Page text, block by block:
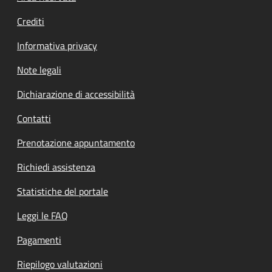
Crediti
Informativa privacy
Note legali
Dichiarazione di accessibilità
Contatti
Prenotazione appuntamento
Richiedi assistenza
Statistiche del portale
Leggi le FAQ
Pagamenti
Riepilogo valutazioni